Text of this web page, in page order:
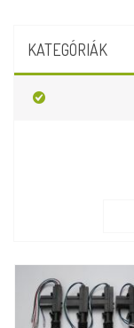
KATEGÓRIÁK